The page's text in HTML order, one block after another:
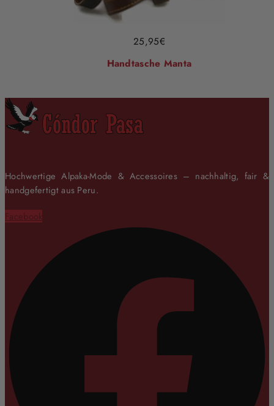
25,95€
Handtasche Manta
Hochwertige Alpaka-Mode & Accessoires – nachhaltig, fair &
handgefertigt aus Peru.
Facebook